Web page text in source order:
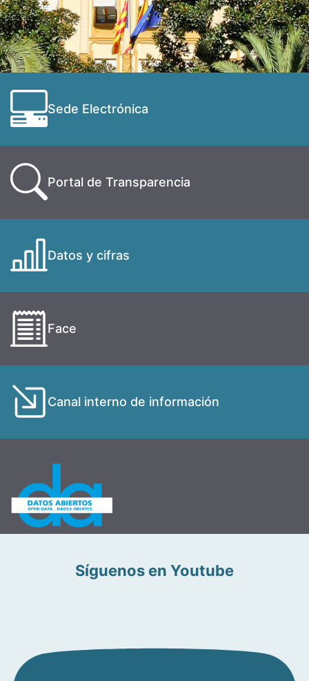
Sede Electrónica
Portal de Transparencia
Datos y cifras
Face
Canal interno de información
Síguenos en Youtube